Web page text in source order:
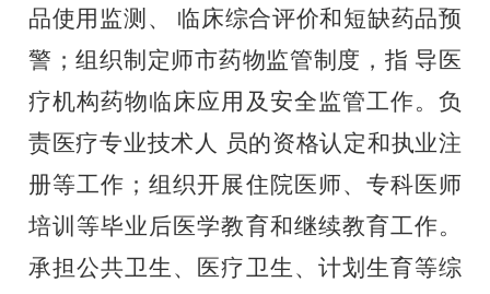
品使用监测、
临床综合评价和短缺药品预
警；组织制定师市药物监管制度，指 导医
疗机构药物临床应用及安全监管工作。负
责医疗专业技术人
员的资格认定和执业注
册等工作；组织开展住院医师、专科医师
培训等毕业后医学教育和继续教育工作。
承担公共卫生、医疗卫生、计划生育等综